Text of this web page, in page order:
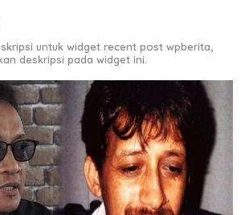
untuk widget recent post wpberita,
deskripsi pada widget ini.